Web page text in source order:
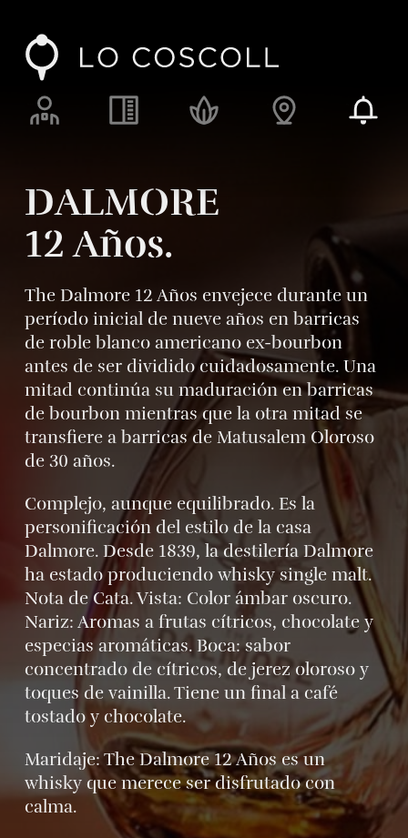
DALMORE
12 Años.
The Dalmore 12 Años envejece durante un
período inicial de nueve años en barricas
de roble blanco americano ex-bourbon
antes de ser dividido cuidadosamente. Una
mitad continúa su maduración en barricas
de bourbon mientras que la otra mitad se
transfiere a barricas de Matusalem Oloroso
de 30 años.
Complejo, aunque equilibrado. Es la
personificación del estilo de la casa
Dalmore. Desde 1839, la destilería Dalmore
ha estado produciendo whisky single malt.
Nota de Cata. Vista: Color ámbar oscuro.
Nariz: Aromas a frutas cítricos, chocolate y
especias aromáticas. Boca: sabor
concentrado de cítricos, de jerez oloroso y
toques de vainilla. Tiene un final a café
tostado y chocolate.
Maridaje: The Dalmore 12 Años es un
whisky que merece ser disfrutado con
calma.